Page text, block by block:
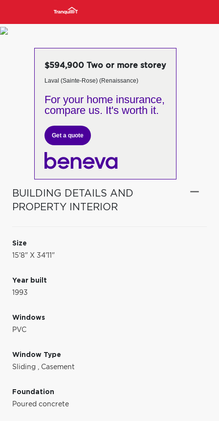
$594,900 Two or more storey
Laval (Sainte-Rose) (Renaissance)
For your home insurance,
compare us. It's worth it.
Get a quote
BUILDING DETAILS AND
PROPERTY INTERIOR
Size
15'8" X 34'11"
Year built
1993
Windows
PVC
Window Type
Sliding , Casement
Foundation
Poured concrete